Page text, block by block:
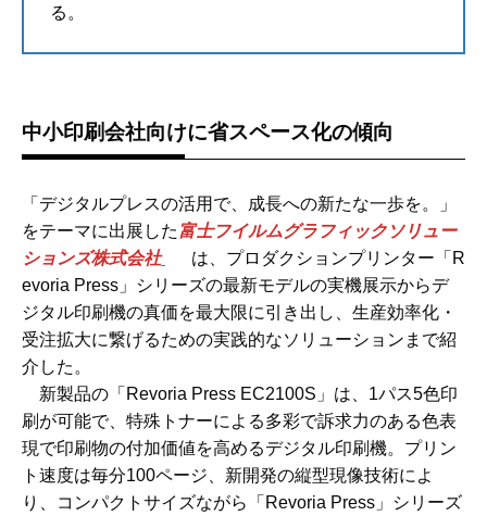
る。
中小印刷会社向けに省スペース化の傾向
「デジタルプレスの活用で、成長への新たな一歩を。」
をテーマに出展した 富士フイルムグラフィックソリュー
ションズ株式会社
は、プロダクションプリンター「R
evoria Press」シリーズの最新モデルの実機展示からデ
ジタル印刷機の真価を最大限に引き出し、生産効率化・
受注拡大に繋げるための実践的なソリューションまで紹
介した。
新製品の「Revoria Press EC2100S」は、1パス5色印
刷が可能で、特殊トナーによる多彩で訴求力のある色表
現で印刷物の付加価値を高めるデジタル印刷機。プリン
ト速度は毎分100ページ、新開発の縦型現像技術によ
り、コンパクトサイズながら「Revoria Press」シリーズ